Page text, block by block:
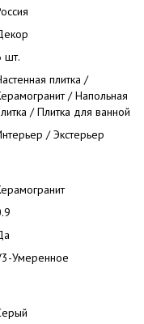
шт.
плитка /
/ Напольная
/ Плитка для ванной
/ Экстерьер
Умеренное